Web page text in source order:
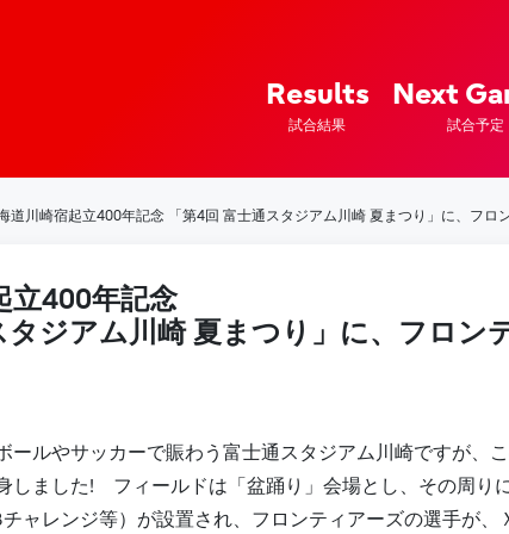
Results
試合結果
Next
試合予定
海道川崎宿起立400年記念 「第4回 富士通スタジアム川崎 夏まつり」に、フロ
立400年記念
タジアム川崎 夏まつり」に、フロン
ールやサッカーで賑わう富士通スタジアム川崎ですが、
しました! フィールドは「盆踊り」会場とし、その周り
ャレンジ等）が設置され、フロンティアーズの選手が、